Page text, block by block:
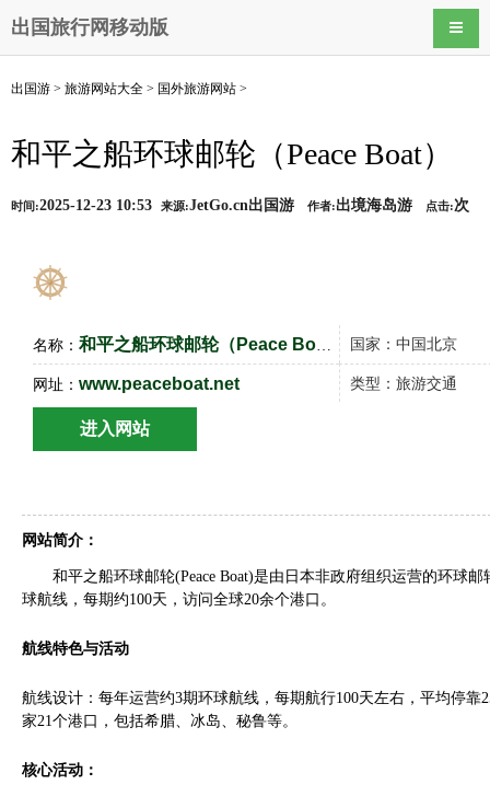
出国旅行网移动版 导航
出国游 > 旅游网站大全 > 国外旅游网站 >
和平之船环球邮轮（Peace Boat）
时间:2025-12-23 10:53 来源:JetGo.cn出国游 作者:出境海岛游 点击:次
名称： 和平之船环球邮轮（Peace Boat） 国家：中国北京
网址： www.peaceboat.net 类型：旅游交通
进入网站
网站简介：
和平之船环球邮轮(Peace Boat)是由日本非政府组织运营的环球
球航线，每期约100天，访问全球20余个港口。
航线特色与活动
航线设计‌：每年运营约3期环球航线，每期航行100天左右，平均停
家21个港口，包括希腊、冰岛、秘鲁等。‌‌
核心活动‌：